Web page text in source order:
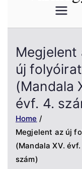
Megjelent
új folyóirat
(Mandala
évf. 4.
Home
Megjelent az új
(Mandala XV.
szám)